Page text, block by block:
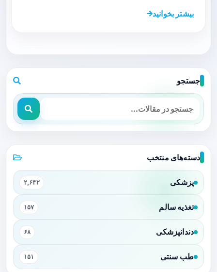
بیشتر بخوانید
جستجو
دسته‌های منتخب
پزشکی ۲,۶۴۲
تغذیه سالم ۱۵۷
دندانپزشکی ۶۸
طب سنتی ۱۵۱